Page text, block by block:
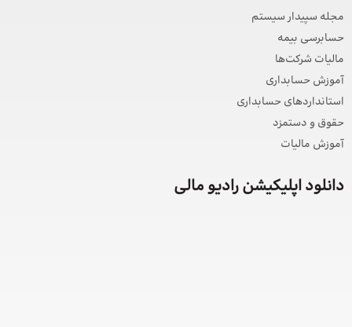
مجله سپیدار سیستم
حسابرسی بیمه
مالیات شرکت‌ها
آموزش حسابداری
استانداردهای حسابداری
حقوق و دستمزد
آموزش مالیات
دانلود اپلیکیشن رادیو مالی